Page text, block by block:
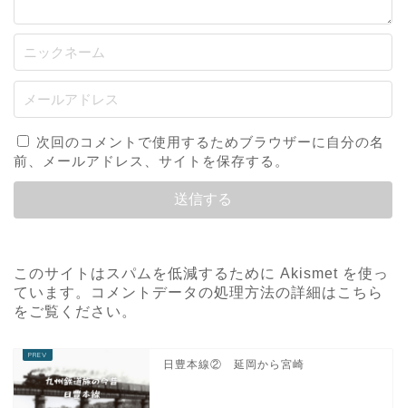
次回のコメントで使用するためブラウザーに自分の名
前、メールアドレス、サイトを保存する。
このサイトはスパムを低減するために Akismet を使っ
ています。
コメントデータの処理方法の詳細はこちら
をご覧ください 。
日豊本線② 延岡から宮崎